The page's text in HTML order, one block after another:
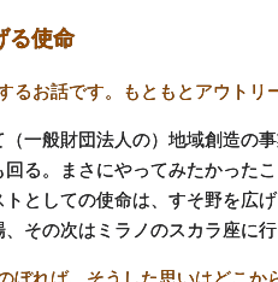
る使命
るお話です。もともとアウトリ
一般財団法人の）地域創造の
る。まさにやってみたかった
トとしての使命は、すそ野を広
その次はミラノのスカラ座に